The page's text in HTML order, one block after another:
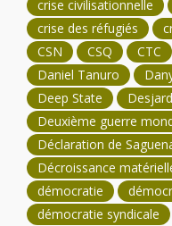
crise civilisationnelle
crise des réfugiés
CSN
CSQ CTC
Daniel Tanuro
Deep State
Deuxième guerre
Déclaration de
Décroissance
démocratie
démocratie syndicale